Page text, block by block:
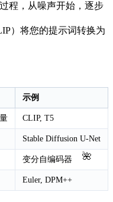
🌺
程，从噪声开始，逐步
）将您的提示词转换为
示例
CLIP, T5
Stable Diffusion U-Net
变分自编码器
Euler, DPM++